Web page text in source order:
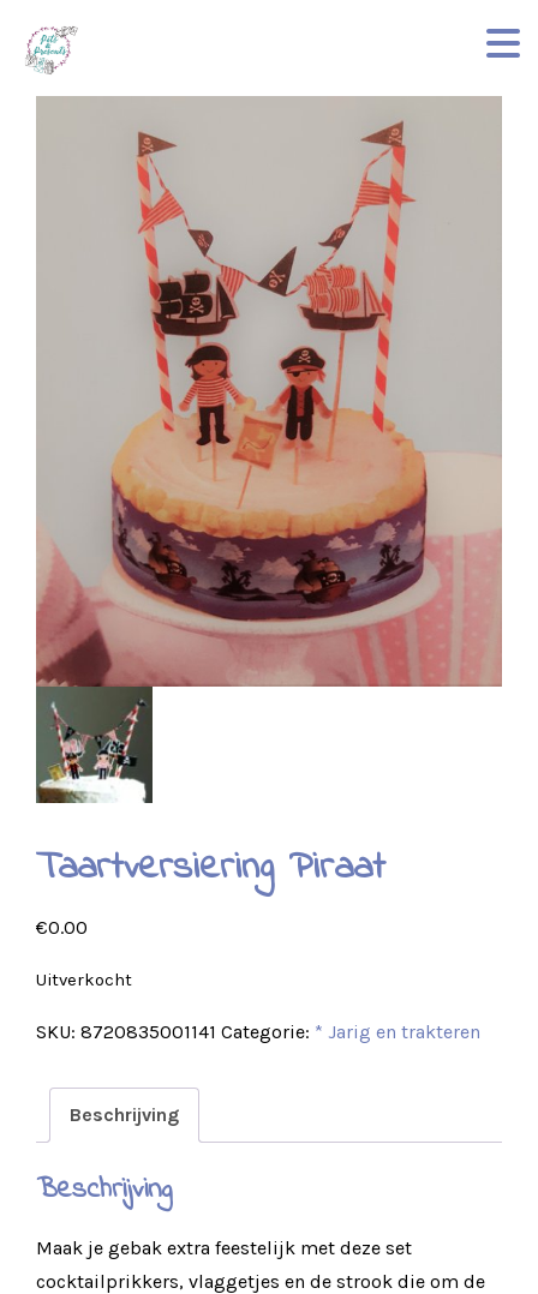
Taartversiering Piraat
€0.00
Uitverkocht
SKU: 8720835001141 Categorie: * Jarig en trakteren
Beschrijving
Beschrijving
Maak je gebak extra feestelijk met deze set
cocktailprikkers, vlaggetjes en de strook die om de